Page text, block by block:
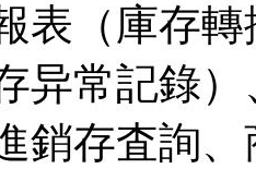
表（庫存
异常記錄
銷存査詢